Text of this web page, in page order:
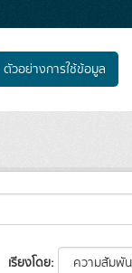
ตัวอย่างการใช้ข้อมูล
เรียงโดย